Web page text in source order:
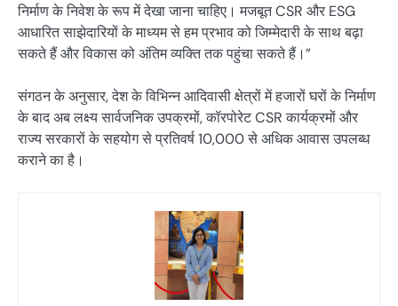
निर्माण के निवेश के रूप में देखा जाना चाहिए। मजबूत CSR और ESG
आधारित साझेदारियों के माध्यम से हम प्रभाव को जिम्मेदारी के साथ बढ़ा
सकते हैं और विकास को अंतिम व्यक्ति तक पहुंचा सकते हैं।”
संगठन के अनुसार, देश के विभिन्न आदिवासी क्षेत्रों में हजारों घरों के निर्माण
के बाद अब लक्ष्य सार्वजनिक उपक्रमों, कॉरपोरेट CSR कार्यक्रमों और
राज्य सरकारों के सहयोग से प्रतिवर्ष 10,000 से अधिक आवास उपलब्ध
कराने का है।